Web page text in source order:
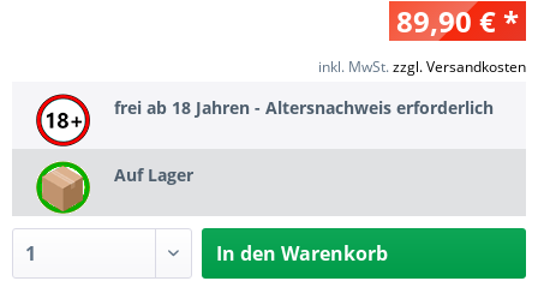
89,90 € *
inkl. MwSt.zzgl. Versandkosten
frei ab 18 Jahren - Altersnachweis erforderlich
Auf Lager
In den Warenkorb